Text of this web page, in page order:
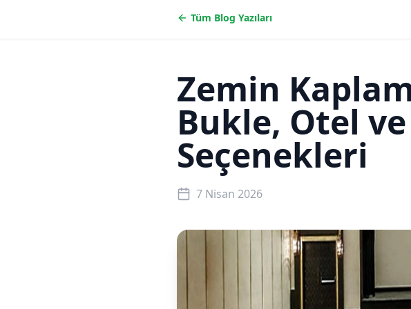
Tüm Blog Yazıları
Zemin
Bukle, Otel
Seçenekleri
7 Nisan 2026